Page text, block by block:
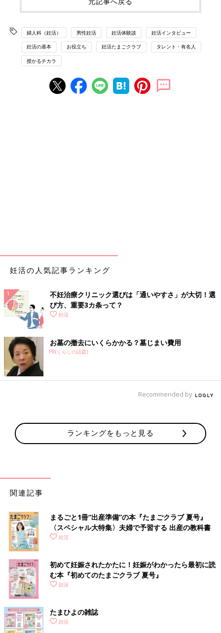
婦人科（妊活） 男性妊活 妊活体験談 妊活インタビュー
妊活の基本 お役立ち 妊活たまごクラブ タレント・有名人
授かるチカラ
妊活の人気記事ランキング
不妊治療クリニック選びは「通いやすさ」が大切！選
び方、重要3カ条って？
妊活
お墓の撤去にいくらかかる？墓じまい費用
PR(くらしの話題)
Recommended by
ランキングをもっと見る
関連記事
まるごと1冊“出産準備”の本『たまごクラブ 夏号』
〈スペシャル大特集〉夫婦で予習する 出産の教科書
妊活
初めて妊娠されたかたに！妊娠がわかったら最初に読
む本『初めてのたまごクラブ 夏号』
妊活
たまひよの雑誌
妊活